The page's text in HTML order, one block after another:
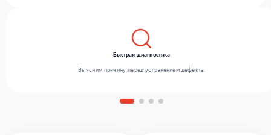
Быстрая диагностика
Выясним причину перед устранением дефекта.